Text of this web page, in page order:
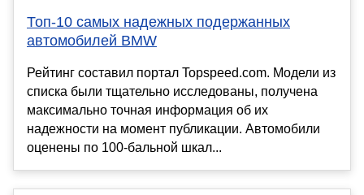
Топ-10 самых надежных подержанных
автомобилей BMW
Рейтинг составил портал Topspeed.com. Модели из
списка были тщательно исследованы, получена
максимально точная информация об их
надежности на момент публикации. Автомобили
оценены по 100-бальной шкал...